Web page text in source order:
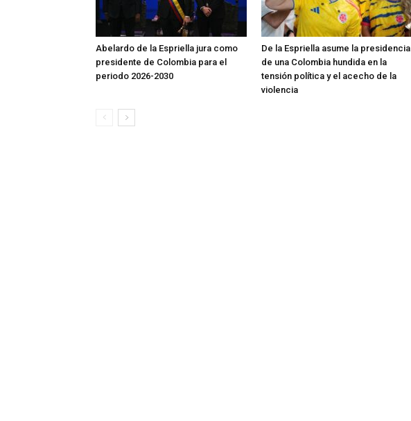
Abelardo de la Espriella jura como
presidente de Colombia para el
periodo 2026-2030
De la Espriella asume la presidencia
de una Colombia hundida en la
tensión política y el acecho de la
violencia